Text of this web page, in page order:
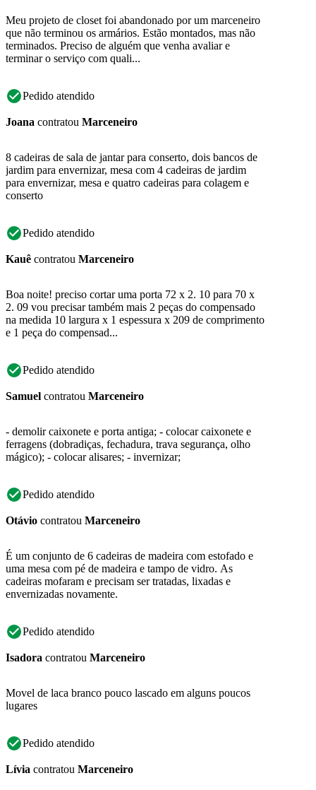
Meu projeto de closet foi abandonado por um marceneiro
que não terminou os armários. Estão montados, mas não
terminados. Preciso de alguém que venha avaliar e
terminar o serviço com quali...
Pedido atendido
Joana contratou Marceneiro
8 cadeiras de sala de jantar para conserto, dois bancos de
jardim para envernizar, mesa com 4 cadeiras de jardim
para envernizar, mesa e quatro cadeiras para colagem e
conserto
Pedido atendido
Kauê contratou Marceneiro
Boa noite! preciso cortar uma porta 72 x 2. 10 para 70 x
2. 09 vou precisar também mais 2 peças do compensado
na medida 10 largura x 1 espessura x 209 de comprimento
e 1 peça do compensad...
Pedido atendido
Samuel contratou Marceneiro
- demolir caixonete e porta antiga; - colocar caixonete e
ferragens (dobradiças, fechadura, trava segurança, olho
mágico); - colocar alisares; - invernizar;
Pedido atendido
Otávio contratou Marceneiro
É um conjunto de 6 cadeiras de madeira com estofado e
uma mesa com pé de madeira e tampo de vidro. As
cadeiras mofaram e precisam ser tratadas, lixadas e
envernizadas novamente.
Pedido atendido
Isadora contratou Marceneiro
Movel de laca branco pouco lascado em alguns poucos
lugares
Pedido atendido
Lívia contratou Marceneiro